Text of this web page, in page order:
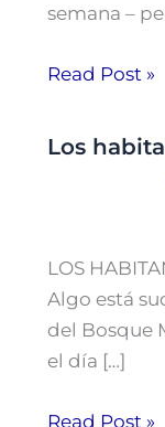
semana –
Read Post »
Los
LOS
Algo está
del Bosque
el día […]
Read Post »